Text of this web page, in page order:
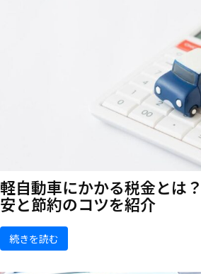
軽自動車にかかる税金とは
安と節約のコツを紹介
続きを読む